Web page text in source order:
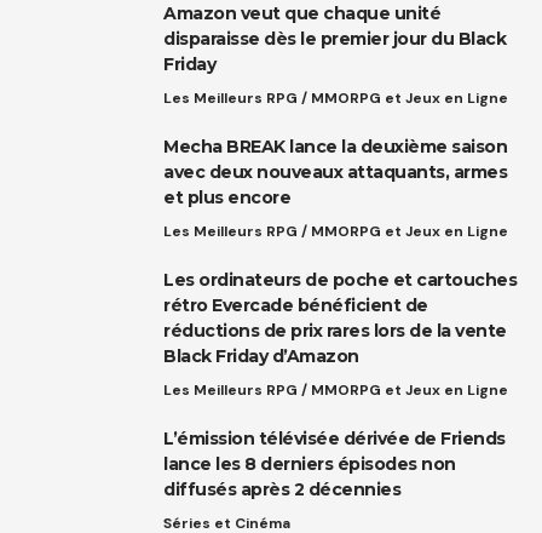
Amazon veut que chaque unité
disparaisse dès le premier jour du Black
Friday
Les Meilleurs RPG / MMORPG et Jeux en Ligne
Mecha BREAK lance la deuxième saison
avec deux nouveaux attaquants, armes
et plus encore
Les Meilleurs RPG / MMORPG et Jeux en Ligne
Les ordinateurs de poche et cartouches
rétro Evercade bénéficient de
réductions de prix rares lors de la vente
Black Friday d’Amazon
Les Meilleurs RPG / MMORPG et Jeux en Ligne
L’émission télévisée dérivée de Friends
lance les 8 derniers épisodes non
diffusés après 2 décennies
Séries et Cinéma